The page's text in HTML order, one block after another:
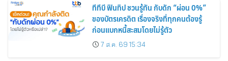
ทีทีบี ฟินทิป ชวนรู้ทัน กับดัก “ผ่อน 0%”
ของบัตรเครดิต เรื่องจริงที่ทุกคนต้องรู้
ก่อนแบกหนี้สะสมโดยไม่รู้ตัว
7 ส.ค. 69 15:34